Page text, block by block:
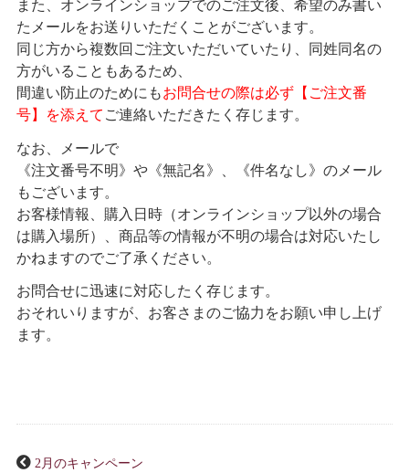
また、オンラインショップでのご注文後、希望のみ書い
たメールをお送りいただくことがございます。
同じ方から複数回ご注文いただいていたり、同姓同名の
方がいることもあるため、
間違い防止のためにもお問合せの際は必ず【ご注文番
号】を添えて ご連絡いただきたく存じます。
なお、メールで
《注文番号不明》や《無記名》、《件名なし》のメール
もございます。
お客様情報、購入日時（オンラインショップ以外の場合
は購入場所）、商品等の情報が不明の場合は対応いたし
かねますのでご了承ください。
お問合せに迅速に対応したく存じます。
おそれいりますが、お客さまのご協力をお願い申し上げ
ます。
2月のキャンペーン